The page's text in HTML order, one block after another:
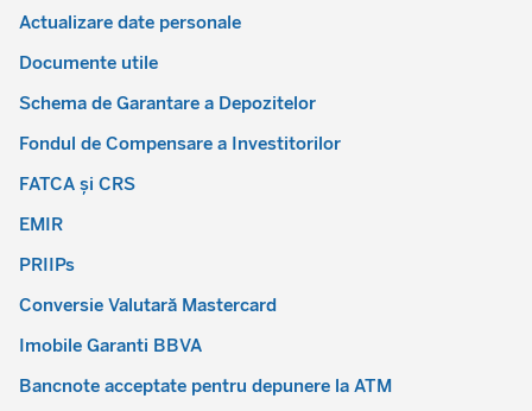
Actualizare date personale
Documente utile
Schema de Garantare a Depozitelor
Fondul de Compensare a Investitorilor
FATCA și CRS
EMIR
PRIIPs
Conversie Valutară Mastercard
Imobile Garanti BBVA
Bancnote acceptate pentru depunere la ATM